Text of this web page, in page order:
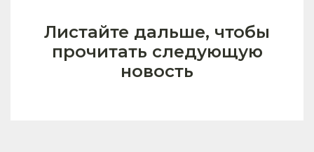
Листайте дальше, чтобы
прочитать следующую
новость